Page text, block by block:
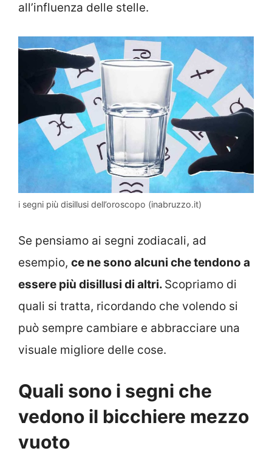
all’influenza delle stelle.
i segni più disillusi dell’oroscopo (inabruzzo.it)
Se pensiamo ai segni zodiacali, ad
esempio, ce ne sono alcuni che tendono a
essere più disillusi di altri. Scopriamo di
quali si tratta, ricordando che volendo si
può sempre cambiare e abbracciare una
visuale migliore delle cose.
Quali sono i segni che
vedono il bicchiere mezzo
vuoto